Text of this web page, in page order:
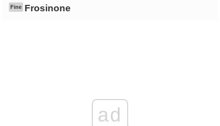
Fine Frosinone
ad